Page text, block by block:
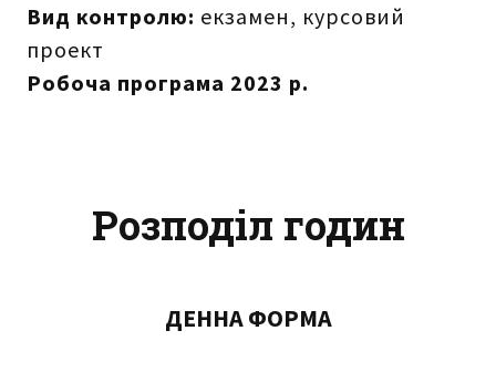
Вид контролю: екзамен, курсовий
проект
Робоча програма 2023 р.
Розподіл годин
ДЕННА ФОРМА